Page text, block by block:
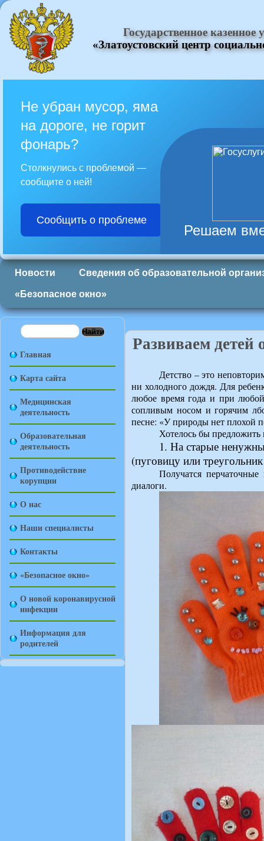
Государственное
«Златоустовский центр
Новости Сведения об образовательной
«Безопасное окно»
Главная
Карта сайта
Медицинская
деятельность
Образовательная
деятельность
Противодействие
корупции
О нас
Наши специалисты
Контакты
«Безопасное окно»
О новой коронавирусной
инфекции
Информация для
родителей
Развиваем детей
Детство – это
ни холодного дождя. Для
любое время года и при
сопливым носом и горячим
песне: «У природы нет плохой
Хотелось бы
1.На старые
(пуговицу или
Получатся
диалоги.